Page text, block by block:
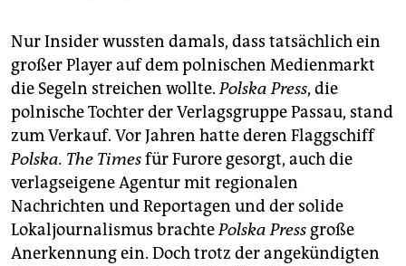
Nur Insider wussten damals, dass tatsächlich ein
großer Player auf dem polnischen Medienmarkt
die Segeln streichen wollte.Polska Press, die
polnische Tochter der Verlagsgruppe Passau, stand
zum Verkauf. Vor Jahren hatte deren Flaggschiff
Polska. The Timesfür Furore gesorgt, auch die
verlagseigene Agentur mit regionalen
Nachrichten und Reportagen und der solide
Lokaljournalismus brachtePolska Press große
Anerkennung ein. Doch trotz der angekündigten